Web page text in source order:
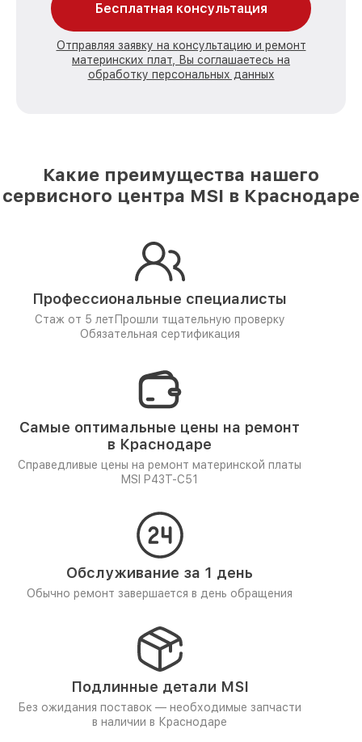
Бесплатная консультация
Отправляя заявку на консультацию и ремонт
материнских плат, Вы соглашаетесь на
обработку персональных данных
Какие преимущества нашего
сервисного центра MSI в Краснодаре
Профессиональные специалисты
Стаж от 5 лет Прошли тщательную проверку
Обязательная сертификация
Самые оптимальные цены на ремонт
в Краснодаре
Справедливые цены на ремонт материнской платы
MSI P43T-C51
Обслуживание за 1 день
Обычно ремонт завершается в день обращения
Подлинные детали MSI
Без ожидания поставок — необходимые запчасти
в наличии в Краснодаре